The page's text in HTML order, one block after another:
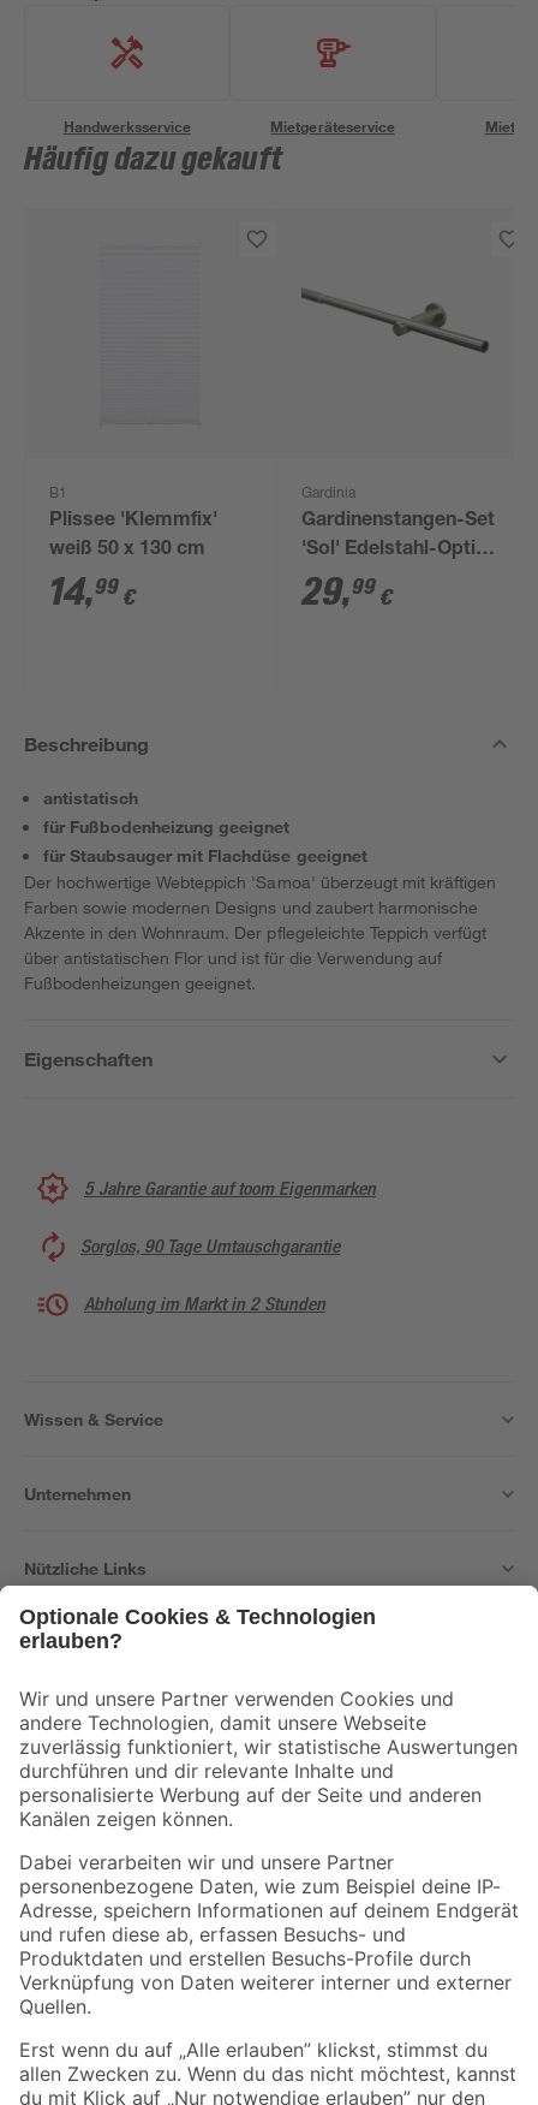
Handwerksservice Mietgeräteservice
Häufig dazu gekauft
B1
Plissee 'Klemmfix'
weiß 50 x 130 cm
14,99 €
Gardinia
Gardinenstangen-Set
'Sol' Edelstahl-Optik
190 - 340 cm
29,99 €
Beschreibung
antistatisch
für Fußbodenheizung geeignet
für Staubsauger mit Flachdüse geeignet
Der hochwertige Webteppich 'Samoa' überzeugt mit kräftigen
Farben sowie modernen Designs und zaubert harmonische
Akzente in den Wohnraum. Der pflegeleichte Teppich verfügt
über antistatischen Flor und ist für die Verwendung auf
Fußbodenheizungen geeignet.
Eigenschaften
5 Jahre Garantie auf toom Eigenmarken
Sorglos, 90 Tage Umtauschgarantie
Abholung im Markt in 2 Stunden
Wissen & Service
Unternehmen
Nützliche Links
Der toom Newsletter: Keine Angebote und Aktionen mehr verpassen!
Zur Newsletter Anmeldung
Folge uns
Zahlungsarten Versandarten
Sicher einkaufen